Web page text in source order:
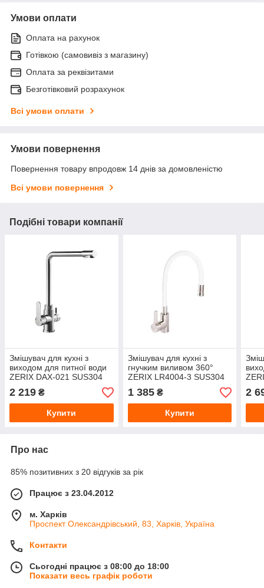
Умови оплати
Оплата на рахунок
Готівкою (самовивіз з магазину)
Оплата за реквізитами
Безготівковий розрахунок
Всі умови оплати
Умови повернення
Повернення товару впродовж 14 днів за домовленістю
Всі умови повернення
Подібні товари компанії
Змішувач для кухні з
виходом для питної води
ZERIX DAX-021 SUS304
(ZX4826) неірж.сталь
сатин
2 219 ₴
Купити
Змішувач для кухні з
гнучким виливом 360°
ZERIX LR4004-3 SUS304
(LL1203) Білий,
неірж.сталь, гайка
1 385₴
Купити
2
Про нас
85% позитивних з 20 відгуків за рік
Працює з 23.04.2012
м. Харків
Проспект Олександрівський, 83, Харків, Україна
Контакти
Сьогодні працює з 08:00 до 18:00
Показати весь графік роботи